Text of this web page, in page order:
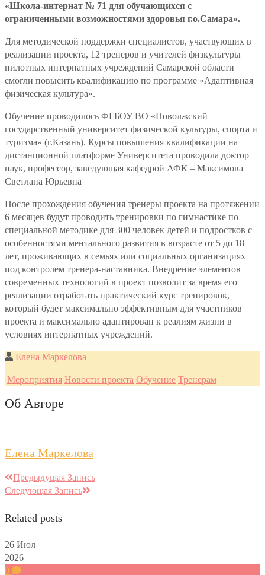
«Школа-интернат № 71 для обучающихся с
ограниченными возможностями здоровья г.о.Самара».
Для методической поддержки специалистов, участвующих в
реализации проекта, 12 тренеров и учителей физкультуры
пилотных интернатных учреждений Самарской области
смогли повысить квалификацию по программе «Адаптивная
физическая культура».
Обучение проводилось ФГБОУ ВО «Поволжский
государственный университет физической культуры, спорта и
туризма» (г.Казань). Курсы повышения квалификации на
дистанционной платформе Университета проводила доктор
наук, профессор, заведующая кафедрой АФК – Максимова
Светлана Юрьевна
После прохождения обучения тренеры проекта на протяжении
6 месяцев будут проводить тренировки по гимнастике по
специальной методике для 300 человек детей и подростков с
особенностями ментального развития в возрасте от 5 до 18
лет, проживающих в семьях или социальных организациях
под контролем тренера-наставника. Внедрение элементов
современных технологий в проект позволит за время его
реализации отработать практический курс тренировок,
который будет максимально эффективным для участников
проекта и максимально адаптирован к реалиям жизни в
условиях интернатных учреждений.
Елена Маркелова
Мероприятия Новости проекта Обучение Тренерам
Об Авторе
Елена Маркелова
Предыдущая Запись
Следующая Запись
Related posts
26 Июл
2026
0